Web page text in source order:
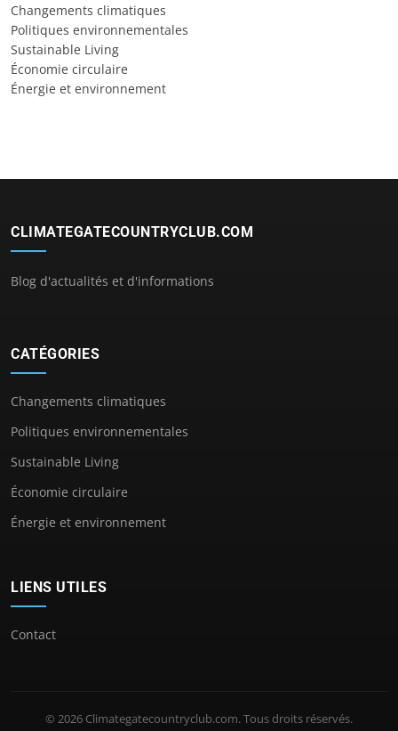
Changements climatiques
Politiques environnementales
Sustainable Living
Économie circulaire
Énergie et environnement
CLIMATEGATECOUNTRYCLUB.COM
Blog d'actualités et d'informations
CATÉGORIES
Changements climatiques
Politiques environnementales
Sustainable Living
Économie circulaire
Énergie et environnement
LIENS UTILES
Contact
© 2026 Climategatecountryclub.com. Tous droits réservés.